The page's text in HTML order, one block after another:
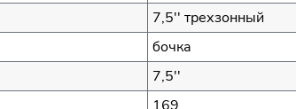
7,5'' трехзонный
бочка
7,5''